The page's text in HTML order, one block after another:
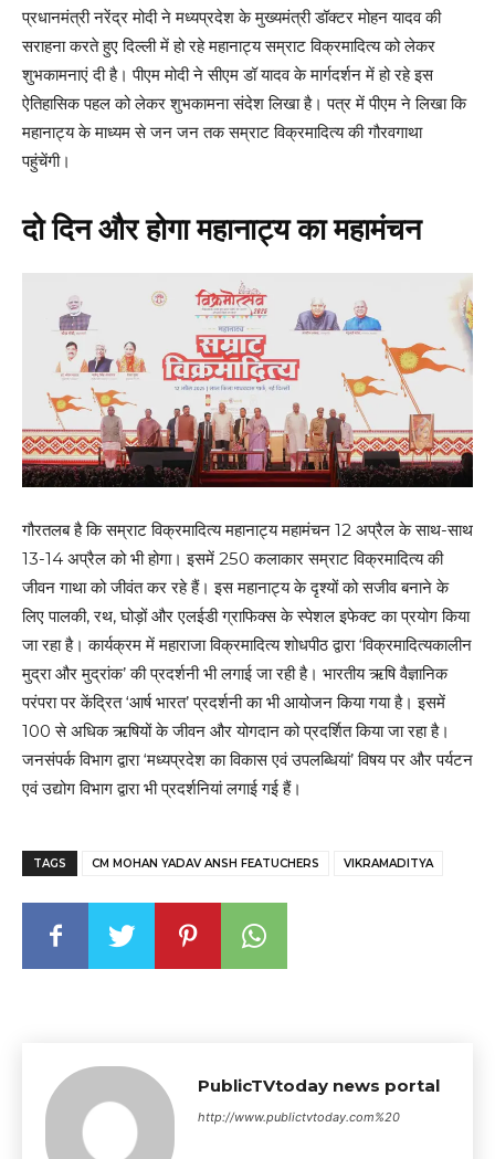
प्रधानमंत्री नरेंद्र मोदी ने मध्यप्रदेश के मुख्यमंत्री डॉक्टर मोहन यादव की
सराहना करते हुए दिल्ली में हो रहे महानाट्य सम्राट विक्रमादित्य को लेकर
शुभकामनाएं दी है। पीएम मोदी ने सीएम डॉ यादव के मार्गदर्शन में हो रहे इस
ऐतिहासिक पहल को लेकर शुभकामना संदेश लिखा है। पत्र में पीएम ने लिखा कि
महानाट्य के माध्यम से जन जन तक सम्राट विक्रमादित्य की गौरवगाथा
पहुंचेंगी।
दो दिन और होगा महानाट्य का महामंचन
गौरतलब है कि सम्राट विक्रमादित्य महानाट्य महामंचन 12 अप्रैल के साथ-साथ
13-14 अप्रैल को भी होगा। इसमें 250 कलाकार सम्राट विक्रमादित्य की
जीवन गाथा को जीवंत कर रहे हैं। इस महानाट्य के दृश्यों को सजीव बनाने के
लिए पालकी, रथ, घोड़ों और एलईडी ग्राफिक्स के स्पेशल इफेक्ट का प्रयोग किया
जा रहा है। कार्यक्रम में महाराजा विक्रमादित्य शोधपीठ द्वारा ‘विक्रमादित्यकालीन
मुद्रा और मुद्रांक’ की प्रदर्शनी भी लगाई जा रही है। भारतीय ऋषि वैज्ञानिक
परंपरा पर केंद्रित ‘आर्ष भारत’ प्रदर्शनी का भी आयोजन किया गया है। इसमें
100 से अधिक ऋषियों के जीवन और योगदान को प्रदर्शित किया जा रहा है।
जनसंपर्क विभाग द्वारा ‘मध्यप्रदेश का विकास एवं उपलब्धियां’ विषय पर और पर्यटन
एवं उद्योग विभाग द्वारा भी प्रदर्शनियां लगाई गई हैं।
TAGS CM MOHAN YADAV ANSH FEATUCHERS VIKRAMADITYA
PublicTVtoday news portal
http://www.publictvtoday.com%20